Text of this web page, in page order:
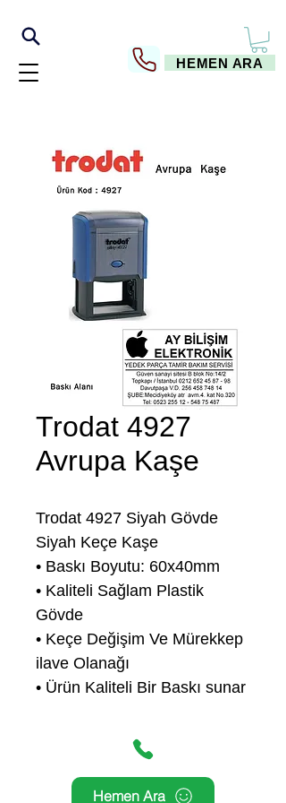
HEMEN ARA
Trodat 4927
Avrupa Kaşe
Trodat 4927 Siyah Gövde
Siyah Keçe Kaşe
• Baskı Boyutu: 60x40mm
• Kaliteli Sağlam Plastik
Gövde
• Keçe Değişim Ve Mürekkep
ilave Olanağı
• Ürün Kaliteli Bir Baskı sunar
Hemen Ara